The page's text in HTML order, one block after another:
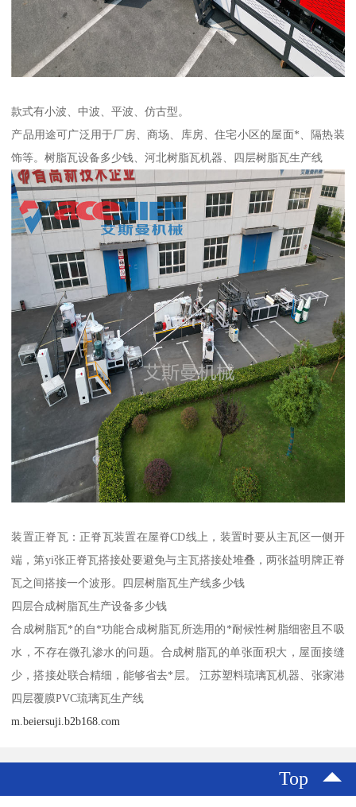
款式有小波、中波、平波、仿古型。
产品用途可广泛用于厂房、商场、库房、住宅小区的屋面*、隔热装
饰等。树脂瓦设备多少钱、河北树脂瓦机器、四层树脂瓦生产线
装置正脊瓦：正脊瓦装置在屋脊CD线上，装置时要从主瓦区一侧开
端，第yi张正脊瓦搭接处要避免与主瓦搭接处堆叠，两张益明牌正脊
瓦之间搭接一个波形。四层树脂瓦生产线多少钱
四层合成树脂瓦生产设备多少钱
合成树脂瓦*的自*功能合成树脂瓦所选用的*耐候性树脂细密且不吸
水，不存在微孔渗水的问题。合成树脂瓦的单张面积大，屋面接缝
少，搭接处联合精细，能够省去*层。 江苏塑料琉璃瓦机器、张家港
四层覆膜PVC琉璃瓦生产线
m.beiersuji.b2b168.com
Top